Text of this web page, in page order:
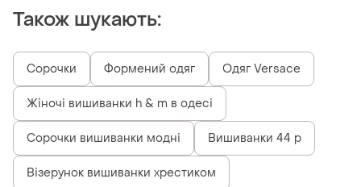
Також шукають:
Сорочки Формений одяг Одяг Versace
Жіночі вишиванки h & m в одесі
Сорочки вишиванки модні Вишиванки 44 р
Візерунок вишиванки хрестиком